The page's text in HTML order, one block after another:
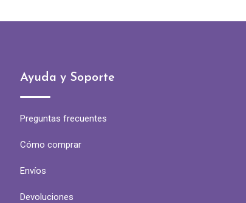
Ayuda y Soporte
Preguntas frecuentes
Cómo comprar
Envíos
Devoluciones